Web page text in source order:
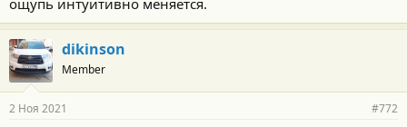
dikinson
Member
2 Ноя 2021 #772